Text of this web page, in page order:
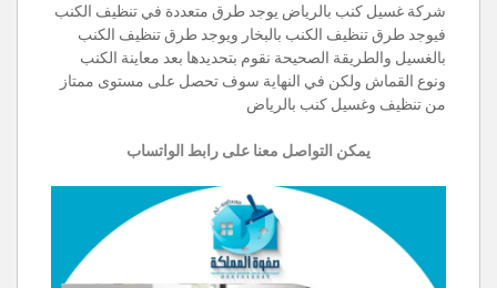
شركة غسيل كنب بالرياض يوجد طرق متعددة في تنظيف الكنب
فيوجد طرق تنظيف الكنب بالبخار ويوجد طرق تنظيف الكنب
بالغسيل والطريقة الصحيحة نقوم بتحديدها بعد معاينة الكنب
ونوع القماش ولكن في النهاية سوف تحصل على مستوى ممتاز
من تنظيف وغسيل كنب بالرياض
يمكن التواصل معنا على رابط الواتساب